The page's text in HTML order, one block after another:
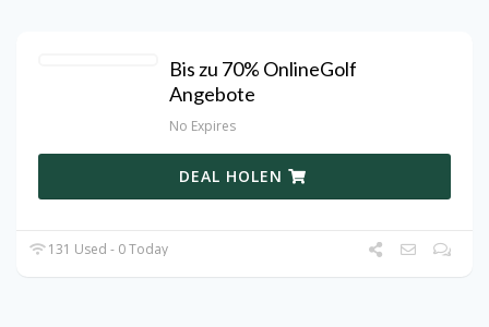
Bis zu 70% OnlineGolf
Angebote
No Expires
DEAL HOLEN
131 Used - 0 Today